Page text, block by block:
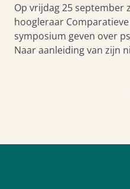
Op vrijdag 25 september
hoogleraar
symposium geven over
Naar aanleiding van zijn